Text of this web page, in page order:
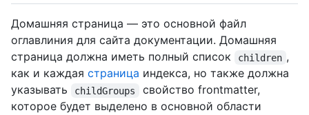
Домашняя страница — это основной файл
оглавлиния для сайта документации. Домашняя
страница должна иметь полный список
children ,
как и каждая страница индекса, но также должна
указывать
childGroups
свойство frontmatter,
которое будет выделено в основной области